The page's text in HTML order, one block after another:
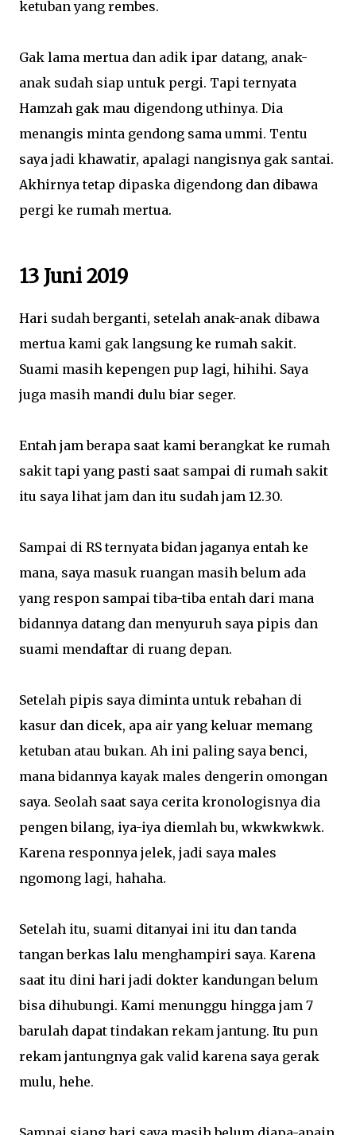
ketuban yang rembes.
Gak lama mertua dan adik ipar datang, anak-
anak sudah siap untuk pergi. Tapi ternyata
Hamzah gak mau digendong uthinya. Dia
menangis minta gendong sama ummi. Tentu
saya jadi khawatir, apalagi nangisnya gak santai.
Akhirnya tetap dipaska digendong dan dibawa
pergi ke rumah mertua.
13 Juni 2019
Hari sudah berganti, setelah anak-anak dibawa
mertua kami gak langsung ke rumah sakit.
Suami masih kepengen pup lagi, hihihi. Saya
juga masih mandi dulu biar seger.
Entah jam berapa saat kami berangkat ke rumah
sakit tapi yang pasti saat sampai di rumah sakit
itu saya lihat jam dan itu sudah jam 12.30.
Sampai di RS ternyata bidan jaganya entah ke
mana, saya masuk ruangan masih belum ada
yang respon sampai tiba-tiba entah dari mana
bidannya datang dan menyuruh saya pipis dan
suami mendaftar di ruang depan.
Setelah pipis saya diminta untuk rebahan di
kasur dan dicek, apa air yang keluar memang
ketuban atau bukan. Ah ini paling saya benci,
mana bidannya kayak males dengerin omongan
saya. Seolah saat saya cerita kronologisnya dia
pengen bilang, iya-iya diemlah bu, wkwkwkwk.
Karena responnya jelek, jadi saya males
ngomong lagi, hahaha.
Setelah itu, suami ditanyai ini itu dan tanda
tangan berkas lalu menghampiri saya. Karena
saat itu dini hari jadi dokter kandungan belum
bisa dihubungi. Kami menunggu hingga jam 7
barulah dapat tindakan rekam jantung. Itu pun
rekam jantungnya gak valid karena saya gerak
mulu, hehe.